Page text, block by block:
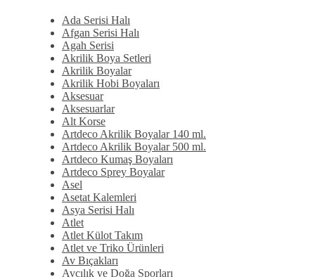
Ada Serisi Halı
Afgan Serisi Halı
Agah Serisi
Akrilik Boya Setleri
Akrilik Boyalar
Akrilik Hobi Boyaları
Aksesuar
Aksesuarlar
Alt Korse
Artdeco Akrilik Boyalar 140 ml.
Artdeco Akrilik Boyalar 500 ml.
Artdeco Kumaş Boyaları
Artdeco Sprey Boyalar
Asel
Asetat Kalemleri
Asya Serisi Halı
Atlet
Atlet Külot Takım
Atlet ve Triko Ürünleri
Av Bıçakları
Avcılık ve Doğa Sporları